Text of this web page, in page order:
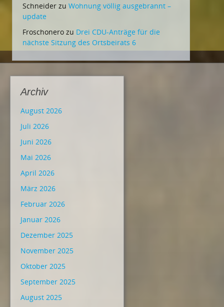
Schneider zu Wohnung völlig ausgebrannt –
update
Froschonero zu Drei CDU-Anträge für die
nächste Sitzung des Ortsbeirats 6
Archiv
August 2026
Juli 2026
Juni 2026
Mai 2026
April 2026
März 2026
Februar 2026
Januar 2026
Dezember 2025
November 2025
Oktober 2025
September 2025
August 2025